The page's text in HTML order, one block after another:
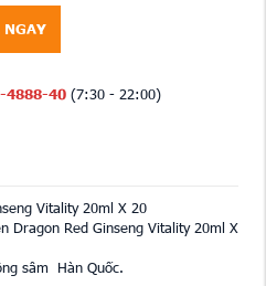
NGAY
4888-40(7:30 - 22:00)
Vitality 20ml X 20
Dragon Red Ginseng Vitality 20ml X
sâm Hàn Quốc.